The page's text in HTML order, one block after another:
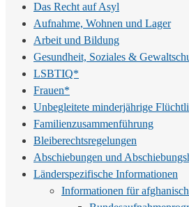
Das Recht auf Asyl
Aufnahme, Wohnen und Lager
Arbeit und Bildung
Gesundheit, Soziales &
LSBTIQ*
Frauen*
Unbegleitete minderjährige
Familienzusammenführung
Bleiberechtsregelungen
Abschiebungen und
Länderspezifische Informationen
Informationen für